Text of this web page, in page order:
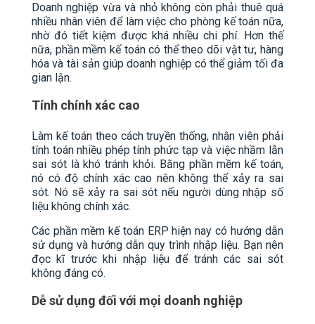
Doanh nghiệp vừa và nhỏ không còn phải thuê quá
nhiều nhân viên để làm việc cho phòng kế toán nữa,
nhờ đó tiết kiệm được khá nhiều chi phí. Hơn thế
nữa, phần mềm kế toán có thể theo dõi vật tư, hàng
hóa và tài sản giúp doanh nghiệp có thể giảm tối đa
gian lận.
Tính chính xác cao
Làm kế toán theo cách truyền thống, nhân viên phải
tính toán nhiều phép tính phức tạp và việc nhầm lẫn
sai sót là khó tránh khỏi. Bằng phần mềm kế toán,
nó có độ chính xác cao nên không thể xảy ra sai
sót. Nó sẽ xảy ra sai sót nếu người dùng nhập số
liệu không chính xác.
Các phần mềm kế toán ERP hiện nay có hướng dẫn
sử dụng và hướng dẫn quy trình nhập liệu. Bạn nên
đọc kĩ trước khi nhập liệu để tránh các sai sót
không đáng có.
Dễ sử dụng đối với mọi doanh nghiệp